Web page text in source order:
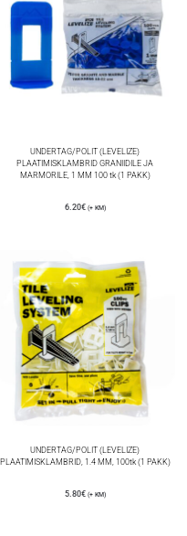
UNDERTAG/POLIT (LEVELIZE)
PLAATIMISKLAMBRID GRANIIDILE JA
MARMORILE, 1 MM 100 tk (1 PAKK)
6.20€ (+ KM)
UNDERTAG/POLIT (LEVELIZE)
PLAATIMISKLAMBRID, 1.4 MM, 100tk (1 PAKK)
5.80€ (+ KM)